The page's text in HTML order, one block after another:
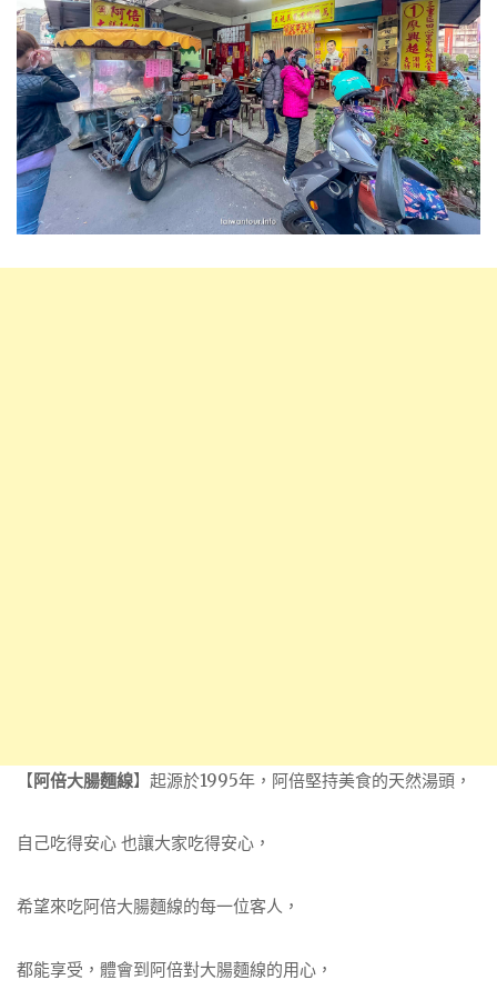
【阿倍大腸麵線】起源於1995年，阿倍堅持美食的天然湯頭，
自己吃得安心 也讓大家吃得安心，
希望來吃阿倍大腸麵線的每一位客人，
都能享受，體會到阿倍對大腸麵線的用心，